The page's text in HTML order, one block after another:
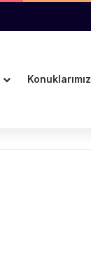
Konuklarımız